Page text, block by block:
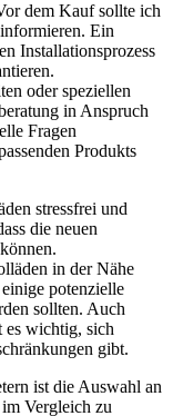
dem Kauf sollte ich
Ein
Installationsprozess
oder speziellen
in Anspruch
Fragen
Produkts
stressfrei und
die neuen
in der Nähe
potenzielle
sollten. Auch
es wichtig, sich
gibt.
ist die Auswahl an
Vergleich zu